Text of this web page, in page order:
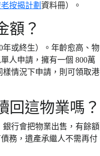
按揭計劃 資料冊）。
額？
年或終生）。年齡愈高、物
人申請，擁有一個 800萬
樣情況下申請，則可領取港
回這物業嗎？
行會把物業出售，有餘額
務，遺產承繼人不需再付